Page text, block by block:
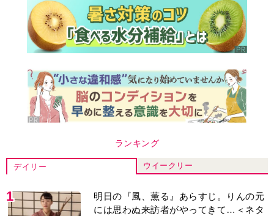
ランキング
デイリー ウイークリー
1
明日の『風、薫る』あらすじ。りんの元
には思わぬ来訪者がやってきて…＜ネタ